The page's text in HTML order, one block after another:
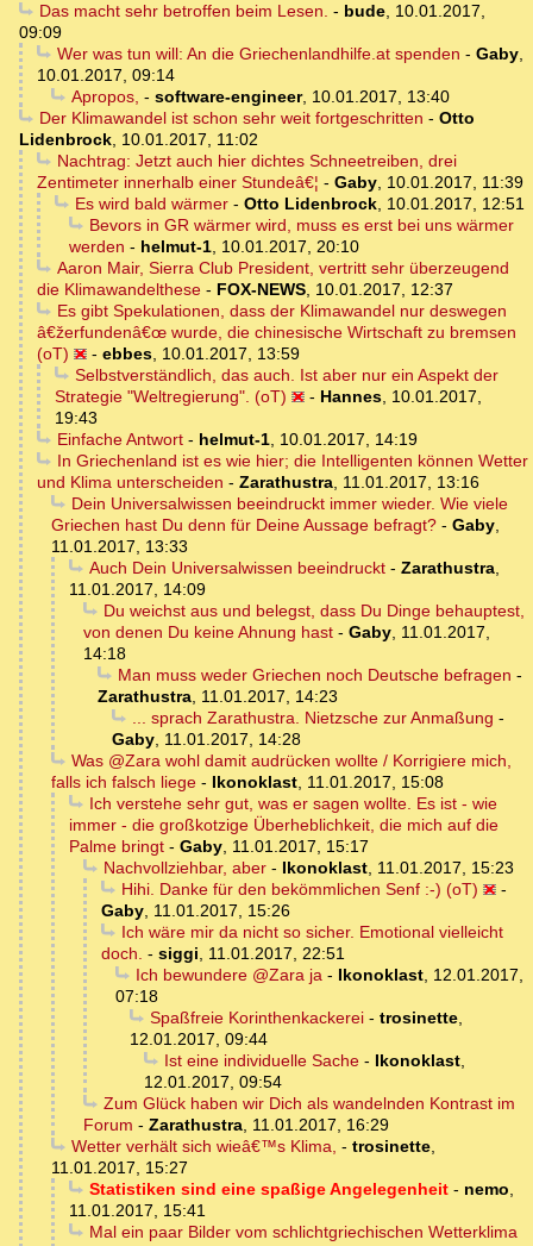
Das macht sehr betroffen beim Lesen. - bude, 10.01.2017,
09:09
Wer was tun will: An die Griechenlandhilfe.at spenden - Gaby,
10.01.2017, 09:14
Apropos, - software-engineer, 10.01.2017, 13:40
Der Klimawandel ist schon sehr weit fortgeschritten - Otto
Lidenbrock, 10.01.2017, 11:02
Nachtrag: Jetzt auch hier dichtes Schneetreiben, drei
Zentimeter innerhalb einer Stundeâ€¦ - Gaby, 10.01.2017, 11:39
Es wird bald wärmer- Otto Lidenbrock, 10.01.2017, 12:51
Bevors in GR wärmer wird, muss es erst bei uns wärmer
werden - helmut-1, 10.01.2017, 20:10
Aaron Mair, Sierra Club President, vertritt sehr überzeugend
die Klimawandelthese - FOX-NEWS, 10.01.2017, 12:37
Es gibt Spekulationen, dass der Klimawandel nur deswegen
â€žerfundenâ€œ wurde, die chinesische Wirtschaft zu bremsen
(oT)
- ebbes, 10.01.2017, 13:59
Selbstverständlich, das auch. Ist aber nur ein Aspekt der
Strategie "Weltregierung". (oT)
- Hannes, 10.01.2017,
19:43
Einfache Antwort- helmut-1, 10.01.2017, 14:19
In Griechenland ist es wie hier; die Intelligenten können Wetter
und Klima unterscheiden - Zarathustra, 11.01.2017, 13:16
Dein Universalwissen beeindruckt immer wieder. Wie viele
Griechen hast Du denn für Deine Aussage befragt? - Gaby,
11.01.2017, 13:33
Auch Dein Universalwissen beeindruckt- Zarathustra,
11.01.2017, 14:09
Du weichst aus und belegst, dass Du Dinge behauptest,
von denen Du keine Ahnung hast - Gaby, 11.01.2017,
14:18
Man muss weder Griechen noch Deutsche befragen -
Zarathustra, 11.01.2017, 14:23
... sprach Zarathustra. Nietzsche zur Anmaßung -
Gaby, 11.01.2017, 14:28
Was @Zara wohl damit audrücken wollte / Korrigiere mich,
falls ich falsch liege - Ikonoklast, 11.01.2017, 15:08
Ich verstehe sehr gut, was er sagen wollte. Es ist - wie
immer - die großkotzige Überheblichkeit, die mich auf die
Palme bringt - Gaby, 11.01.2017, 15:17
Nachvollziehbar, aber- Ikonoklast, 11.01.2017, 15:23
Hihi. Danke für den bekömmlichen Senf :-) (oT)
-
Gaby, 11.01.2017, 15:26
Ich wäre mir da nicht so sicher. Emotional vielleicht
doch. - siggi, 11.01.2017, 22:51
Ich bewundere @Zara ja- Ikonoklast, 12.01.2017,
07:18
Spaßfreie Korinthenkackerei- trosinette,
12.01.2017, 09:44
Ist eine individuelle Sache- Ikonoklast,
12.01.2017, 09:54
Zum Glück haben wir Dich als wandelnden Kontrast im
Forum - Zarathustra, 11.01.2017, 16:29
Wetter verhält sich wieâ€™s Klima, - trosinette,
11.01.2017, 15:27
Statistiken sind eine spaßige Angelegenheit- nemo,
11.01.2017, 15:41
Mal ein paar Bilder vom schlichtgriechischen Wetterklima